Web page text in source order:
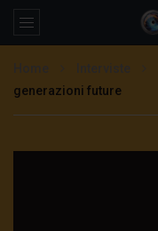
generazioni future